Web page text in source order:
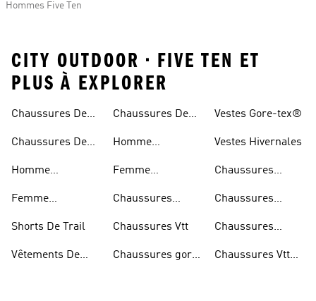
Hommes Five Ten
CITY OUTDOOR • FIVE TEN ET
PLUS À EXPLORER
Chaussures De
Chaussures De
Imperméables
Homme
Trail
Femme
Trail
Shorts De Trail
Vêtements De
Chaussures De
Homme
Randonnée
Femme
Randonnée
Chaussures
Chaussures Vtt
Chaussures gore-
Vestes Gore-tex®
Vestes Hivernales
Chaussures
Chaussures
Chaussures
Randonnée
Chaussures Vtt